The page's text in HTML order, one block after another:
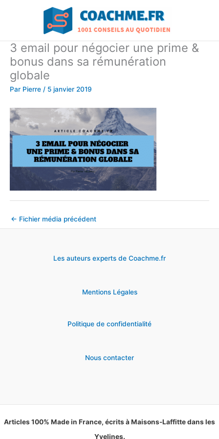
3 email pour négocier une prime &
bonus dans sa rémunération
globale
Par Pierre / 5 janvier 2019
← Fichier média précédent
Les auteurs experts de Coachme.fr
Mentions Légales
Politique de confidentialité
Nous contacter
Articles 100% Made in France, écrits à Maisons-Laffitte dans les
Yvelines.